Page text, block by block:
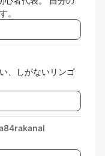
。
、しがないリンゴ